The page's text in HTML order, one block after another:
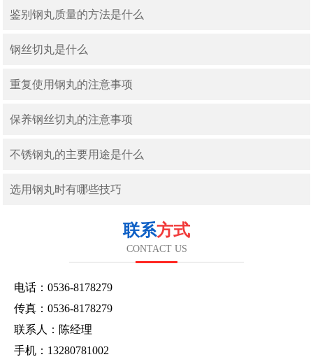
鉴别钢丸质量的方法是什么
钢丝切丸是什么
重复使用钢丸的注意事项
保养钢丝切丸的注意事项
不锈钢丸的主要用途是什么
选用钢丸时有哪些技巧
联系方式
CONTACT US
电话：0536-8178279
传真：0536-8178279
联系人：陈经理
手机：13280781002